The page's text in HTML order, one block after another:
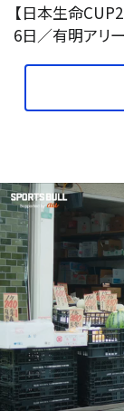
【日本生命
6日／有明アリ